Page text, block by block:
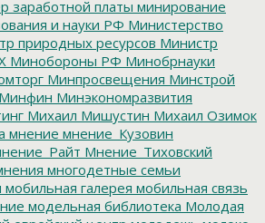
заработной платы минирование
и науки РФ Министерство
природных ресурсов Министр
Минобороны РФ Минобрнауки
Минпросвещения Минстрой
Минфин Минэкономразвития
Михаил Мишустин Михаил Озимок
мнение мнение_Кузовин
Мнение_Тиховский
многодетные семьи
мобильная галерея мобильная связь
модельная библиотека Молодая